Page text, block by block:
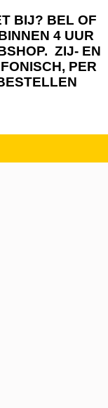
BIJ? BEL OF
4 UUR
ZIJ- EN
PER